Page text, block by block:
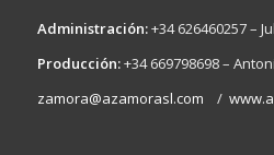
Administración:+34 626460257 –
Producción:+34 669798698 –
zamora@azamorasl.com /